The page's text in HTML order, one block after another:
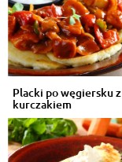
Placki po węgiersku z
kurczakiem